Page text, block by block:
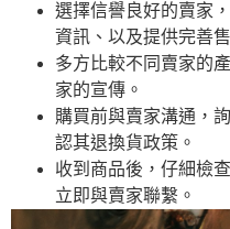
選擇信譽良好的賣家
資訊、以及提供完善
多方比較不同賣家的
家的宣傳。
購買前與賣家溝通，
認其退換貨政策。
收到商品後，仔細檢
立即與賣家聯繫。